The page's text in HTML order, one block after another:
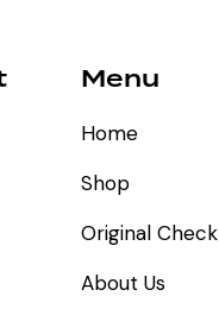
Menu
Home
Shop
Original Check
About Us